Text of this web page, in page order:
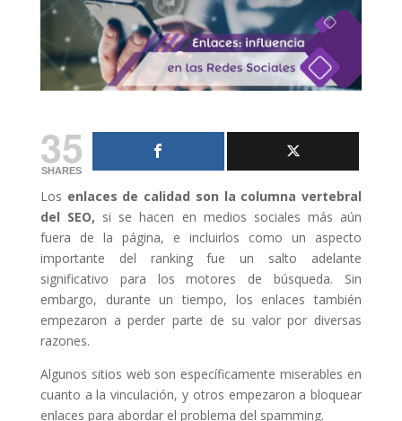
35
SHARES
Los enlaces de calidad son la columna vertebral
del SEO, si se hacen en medios sociales más aún
fuera de la página, e incluirlos como un aspecto
importante del ranking fue un salto adelante
significativo para los motores de búsqueda. Sin
embargo, durante un tiempo, los enlaces también
empezaron a perder parte de su valor por diversas
razones.
Algunos sitios web son específicamente miserables en
cuanto a la vinculación, y otros empezaron a bloquear
enlaces para abordar el problema del spamming.